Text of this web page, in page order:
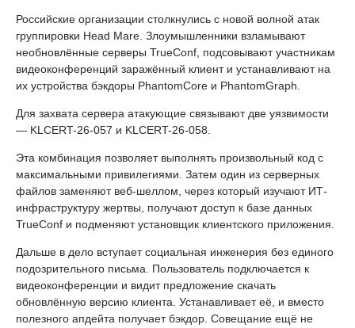
Российские организации столкнулись с новой волной атак
группировки Head Mare. Злоумышленники взламывают
необновлённые серверы TrueConf, подсовывают участникам
видеоконференций заражённый клиент и устанавливают на
их устройства бэкдоры PhantomCore и PhantomGraph.
Для захвата сервера атакующие связывают две уязвимости
— KLCERT-26-057 и KLCERT-26-058.
Эта комбинация позволяет выполнять произвольный код с
максимальными привилегиями. Затем один из серверных
файлов заменяют веб-шеллом, через который изучают ИТ-
инфраструктуру жертвы, получают доступ к базе данных
TrueConf и подменяют установщик клиентского приложения.
Дальше в дело вступает социальная инженерия без единого
подозрительного письма. Пользователь подключается к
видеоконференции и видит предложение скачать
обновлённую версию клиента. Устанавливает её, и вместо
полезного апдейта получает бэкдор. Совещание ещё не